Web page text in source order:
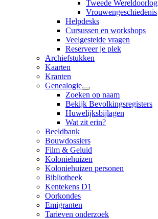
Tweede Wereldoorlog
Vrouwengeschiedenis
Helpdesks
Cursussen en workshops
Veelgestelde vragen
Reserveer je plek
Archiefstukken
Kaarten
Kranten
Genealogie
Zoeken op naam
Bekijk Bevolkingsregisters
Huwelijksbijlagen
Wat zit erin?
Beeldbank
Bouwdossiers
Film & Geluid
Koloniehuizen
Koloniehuizen personen
Bibliotheek
Kentekens D1
Oorkondes
Emigranten
Tarieven onderzoek